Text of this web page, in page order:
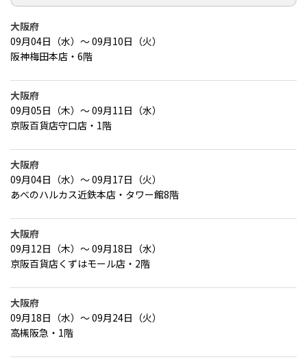
大阪府
09月04日（水）～ 09月10日（火）
阪神梅田本店・6階
大阪府
09月05日（木）～ 09月11日（水）
京阪百貨店守口店・1階
大阪府
09月04日（水）～ 09月17日（火）
あべのハルカス近鉄本店・タワー館8階
大阪府
09月12日（木）～ 09月18日（水）
京阪百貨店くずはモール店・2階
大阪府
09月18日（水）～ 09月24日（火）
高槻阪急・1階